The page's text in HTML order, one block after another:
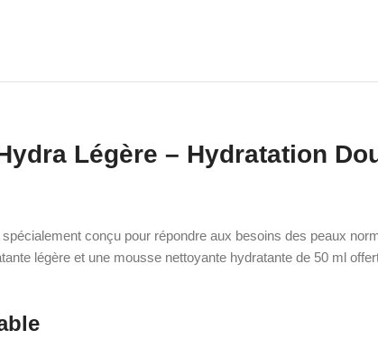
Légère – Hydratation
conçu pour répondre aux besoins des peaux
légère et une mousse nettoyante hydratante de 50 ml